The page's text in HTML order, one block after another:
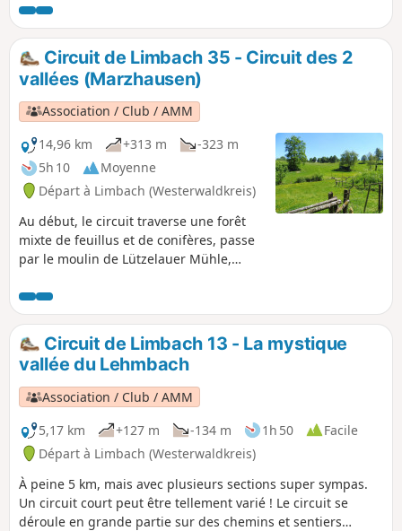
jusqu'à l'extrémité inférieure de la vallée
du Lauterbach. Là commence un sentier
en légère montée qui traverse la
romantique vallée du Lauterbach.
Accompagné par le Lauterbach qui
serpente et gazouille joyeusement dans
la plaine alluviale, le sentier monte
jusqu'à l'extrémité supérieure de la
vallée. En passant par Kundert et une
autre vallée, vous arrivez au point de
vue sur la montagne locale de Limbach,
le Kappanöll, avant de retourner à
Limbach.
Circuit de Limbach 35 - Circuit des 2
vallées (Marzhausen)
Association / Club / AMM
14,96 km
+313 m
-323 m
5h 10
Moyenne
Départ à Limbach (Westerwaldkreis)
Au début, le circuit traverse une forêt
mixte de feuillus et de conifères, passe
par le moulin de Lützelauer Mühle,
dans la vallée sauvage de la Große
Nister. Il longe ensuite un ruisseau qui
coule joyeusement jusqu'à Marzhausen.
Avec une vue imprenable sur la Suisse
de Kroppach, il se dirige vers
Müschenbach, mais avant d'arriver au
village, il bifurque vers la vallée de la
Quabach et redescend par un chemin
naturel dans la vallée de la Große Nister
avant de revenir à Limbach.
Circuit de Limbach 13 - La mystique
vallée du Lehmbach
Association / Club / AMM
5,17 km
+127 m -134 m 1h 50
Facile
Départ à Limbach (Westerwaldkreis)
À peine 5 km, mais avec plusieurs sections super sympas.
Un circuit court peut être tellement varié ! Le circuit se
déroule en grande partie sur des chemins et sentiers